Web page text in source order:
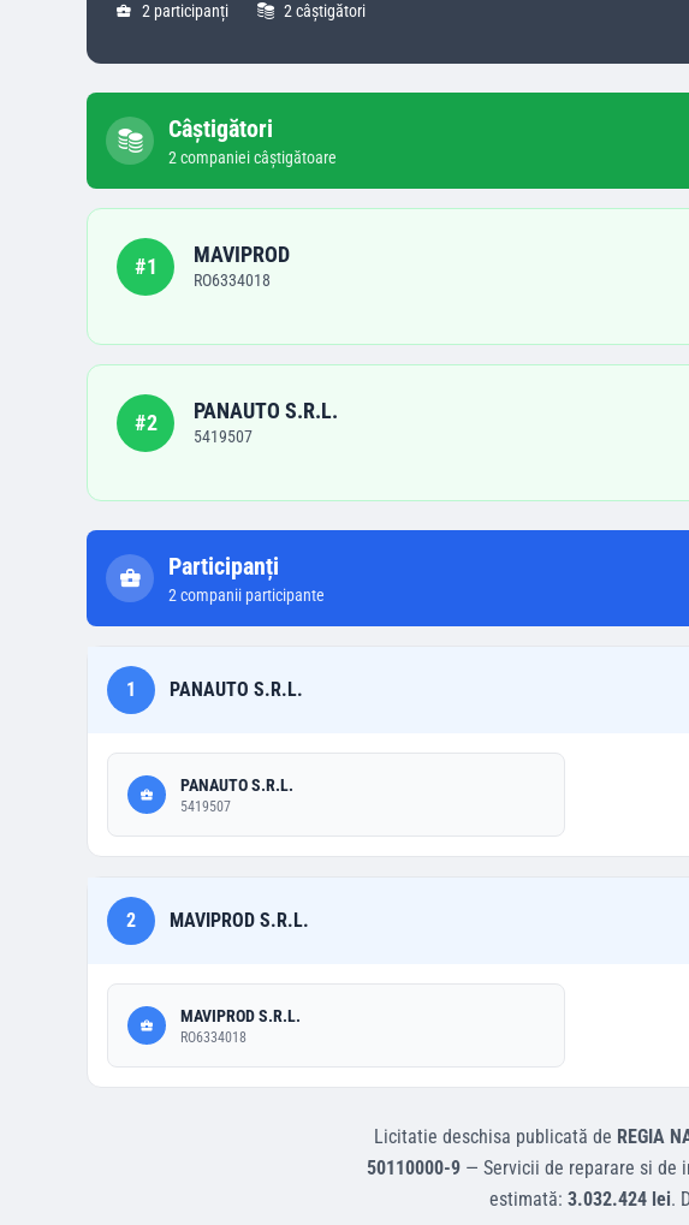
2 participanți 2 câștigători
Câștigători
2 companieicâștigătoare
#1 MAVIPROD
RO6334018
#2 PANAUTO S.R.L.
5419507
Participanți
2 companii participante
1 PANAUTO S.R.L.
PANAUTO S.R.L.
5419507
2 MAVIPROD S.R.L.
MAVIPROD S.R.L.
RO6334018
Licitatie deschisa publicată de REGIA
50110000-9— Servicii de reparare si de
estimată: 3.032.424 lei.